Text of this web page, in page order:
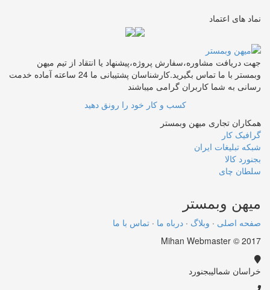
نماد های اعتماد
جهت دریافت مشاوره،سفارش پروژه،پیشنهاد یا انتقاد از تیم میهن
وبمستر با ما تماس بگیرید.کارشناسان پشتیبانی ما 24 ساعته آماده خدمت
رسانی به شما کاربران گرامی میباشند
کسب و کار خود را رونق دهید
همکاران تجاری میهن وبمستر
گرافیک کار
شبکه تبلیغات ایران
بجنورد کالا
سلطان چای
میهن وبمستر
صفحه اصلی · وبلاگ · درباه ما · تماس با ما
Mihan Webmaster © 2017
خراسان شمالیبجنورد